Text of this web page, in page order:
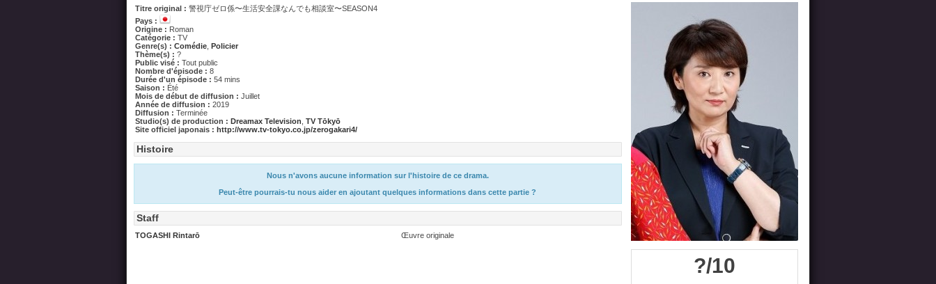
?/10
Titre original : 警視庁ゼロ係〜生活安全課なんでも相談室〜SEASON4
Pays :
Origine : Roman
Catégorie : TV
Genre(s) : Comédie Policier
Thème(s) : ?
Public visé : Tout public
Nombre d'épisode : 8
Durée d'un épisode : 54 mins
Saison : Été
Mois de début de diffusion : Juillet
Année de diffusion : 2019
Diffusion : Terminée
Studio(s) de production : Dreamax Television TV Tōkyō
Site officiel japonais : http://www.tv-tokyo.co.jp/zerogakari4/
Histoire
Nous n'avons aucune information sur l'histoire de ce drama.
Peut-être pourrais-tu nous aider en ajoutant quelques informations dans cette partie ?
Staff
TOGASHI Rintarō Œuvre originale